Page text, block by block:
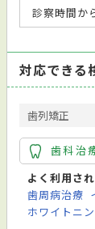
診察時間か
対応できる
歯列矯正
歯科治
よく利用さ
歯周病治療
ホワイトニ